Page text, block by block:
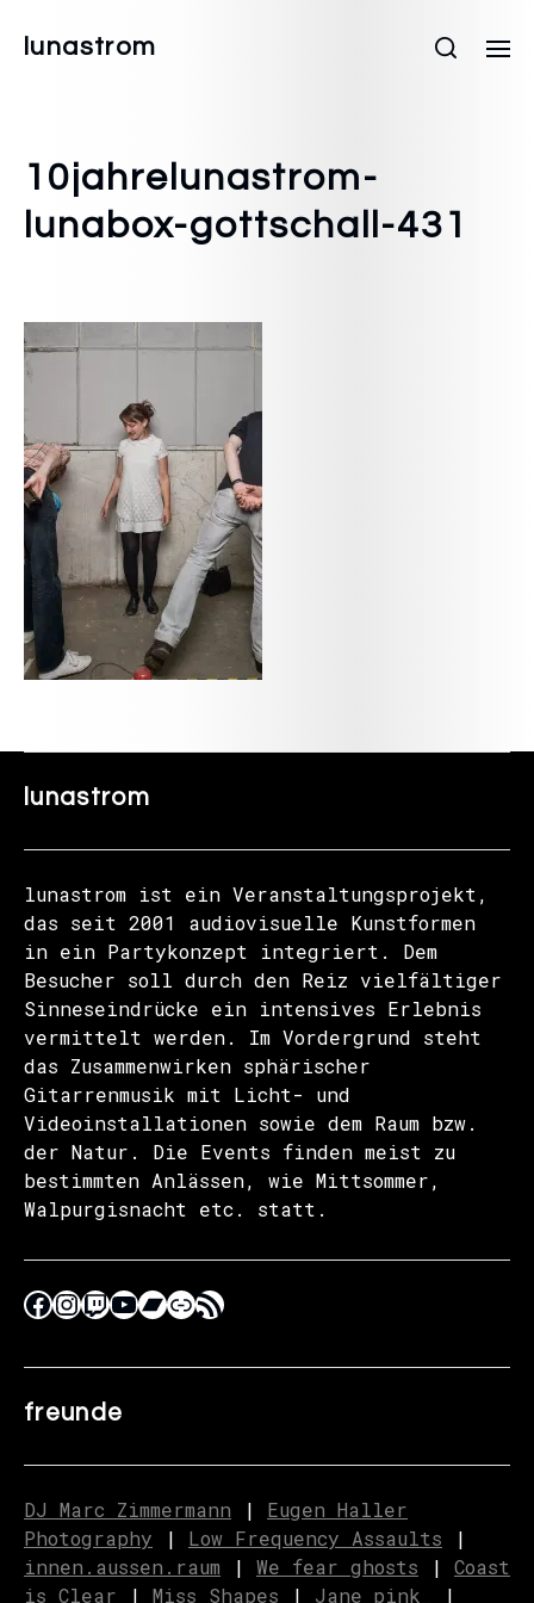
lunastrom
10jahrelunastrom-
lunabox-gottschall-431
lunastrom
lunastrom ist ein Veranstaltungsprojekt,
das seit 2001 audiovisuelle Kunstformen
in ein Partykonzept integriert. Dem
Besucher soll durch den Reiz vielfältiger
Sinneseindrücke ein intensives Erlebnis
vermittelt werden. Im Vordergrund steht
das Zusammenwirken sphärischer
Gitarrenmusik mit Licht- und
Videoinstallationen sowie dem Raum bzw.
der Natur. Die Events finden meist zu
bestimmten Anlässen, wie Mittsommer,
Walpurgisnacht etc. statt.
freunde
DJ Marc Zimmermann | Eugen Haller
Photography | Low Frequency Assaults |
innen.aussen.raum | We fear ghosts | Coast
is Clear | Miss Shapes | Jane_pink_ |